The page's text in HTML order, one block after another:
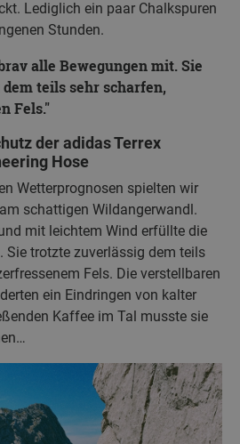
Lediglich ein paar Chalkspuren
Stunden.
alle Bewegungen mit. Sie
teils sehr scharfen,
Fels.
der adidas Terrex
Hose
Wetterprognosen spielten wir
schattigen Wildangerwandl.
mit leichtem Wind erfüllte die
Sie trotzte zuverlässig dem teils
Fels. Die verstellbaren
ein Eindringen von kalter
Kaffee im Tal musste sie